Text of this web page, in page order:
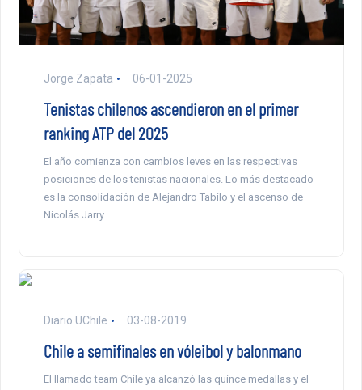
Jorge Zapata 06-01-2025
Tenistas chilenos ascendieron en el primer
ranking ATP del 2025
El año comienza con cambios leves en las respectivas
posiciones de los tenistas nacionales. Lo más destacado
es la consolidación de Alejandro Tabilo y el ascenso de
Nicolás Jarry.
Diario UChile 03-08-2019
Chile a semifinales en vóleibol y balonmano
El llamado team Chile ya alcanzó las quince medallas y el